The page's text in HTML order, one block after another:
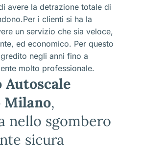
avere la detrazione totale di
i clienti si ha la
un servizio che sia veloce,
ed economico. Per questo
negli anni fino a
molto professionale.
Autoscale
Milano,
nello sgombero
sicura